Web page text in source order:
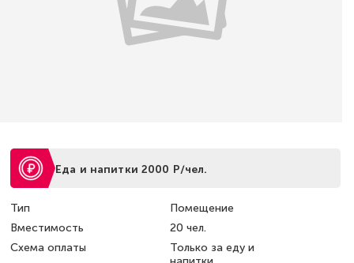
Еда и напитки 2000 Р/чел.
Тип
Помещение
Вместимость
20 чел.
Схема оплаты
Только за еду и